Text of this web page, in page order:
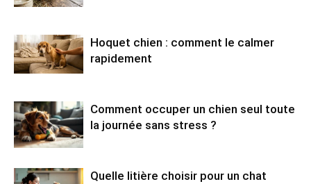
Hoquet chien : comment le calmer
rapidement
Comment occuper un chien seul toute
la journée sans stress ?
Quelle litière choisir pour un chat